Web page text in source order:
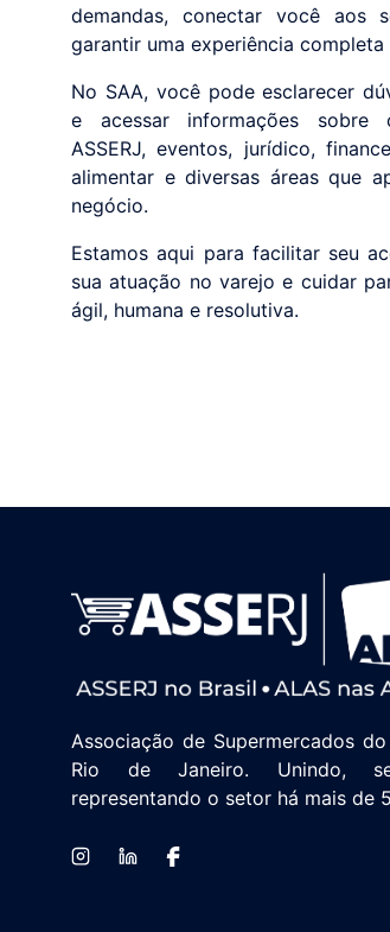
demandas, conectar você aos
garantir uma experiência
No SAA, você pode esclarecer
e acessar informações sobre
ASSERJ, eventos, jurídico,
alimentar e diversas áreas que
negócio.
Estamos aqui para facilitar seu
sua atuação no varejo e cuidar
ágil, humana e resolutiva.
Associação de Supermercados
Rio de Janeiro. Unindo,
representando o setor há mais de